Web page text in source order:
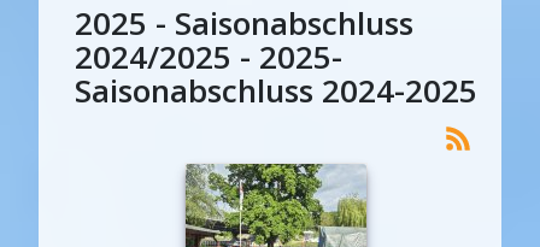
2025 - Saisonabschluss
2024/2025 - 2025-
Saisonabschluss 2024-2025